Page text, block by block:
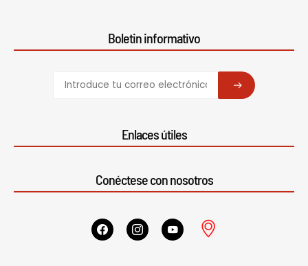
Boletin informativo
SUBSCRIBE
Enlaces útiles
Conéctese con nosotros